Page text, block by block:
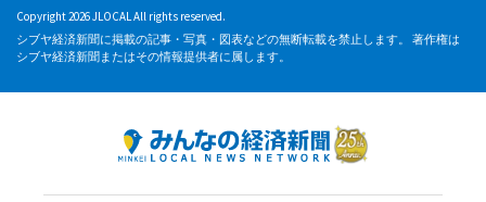
Copyright 2026 JLOCAL All rights reserved.
シブヤ経済新聞に掲載の記事・写真・図表などの無断転載を禁止します。 著作権は
シブヤ経済新聞またはその情報提供者に属します。